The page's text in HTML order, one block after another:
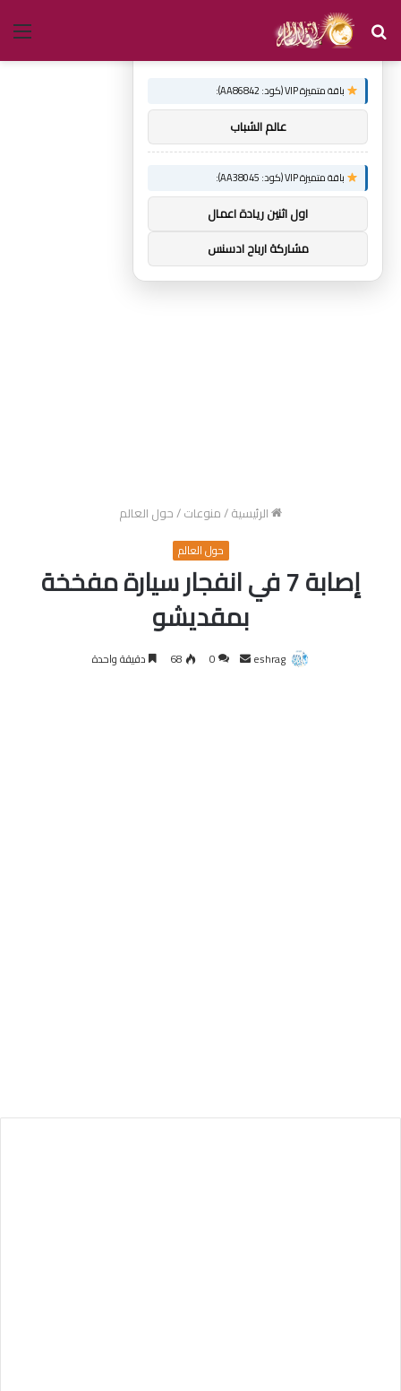
بحث
عن
الرئيسية/منوعات/حول العالم
حول العالم
إصابة 7 في انفجار سيارة مفخخة
بمقديشو
eshrag
أرسل 0
68 دقيقة واحدة
توصيات :
باقة متميزة VIP (كود: AA86842):
عالم الشباب
باقة متميزة VIP (كود: AA38045):
اول اثنين ريادة اعمال
مشاركة ارباح ادسنس